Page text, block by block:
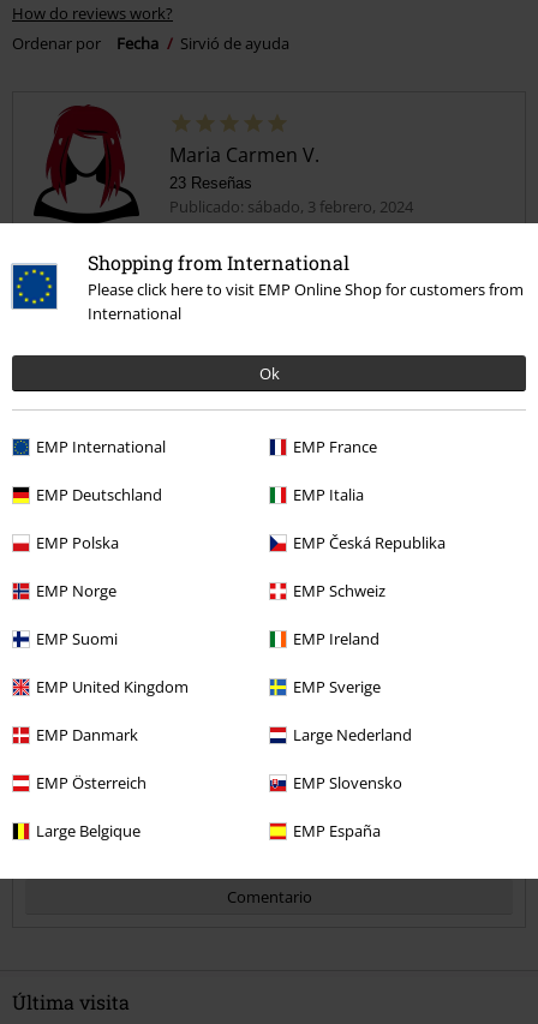
Shopping from International
Please click here to visit EMP Online Shop for customers from
International
Ok
EMP International EMP France
EMP Deutschland EMP Italia
EMP Polska EMP Česká Republika
EMP Norge EMP Schweiz
EMP Suomi EMP Ireland
EMP United Kingdom EMP Sverige
EMP Danmark Large Nederland
EMP Österreich EMP Slovensko
Large Belgique EMP España
How do reviews work?
Ordenar por
Fecha Sirvió de ayuda
Maria Carmen V.
23 Reseñas
Publicado: sábado, 3 febrero, 2024
Talla comprada: M
Camiseta manga larga
Calidad
Anchura
Demasiado estrecho
Perfecto
Demasiado corto
Perfecto
Reseña verificada
¿Te ha sido útil esta opinión?
Comentario
Última visita